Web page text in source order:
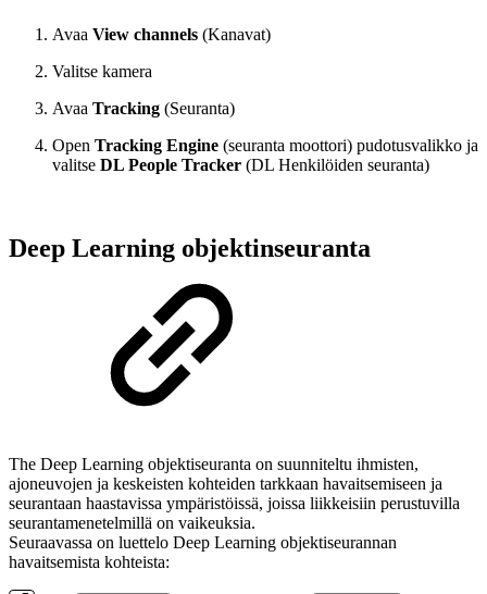
Avaa View channels (Kanavat)
Valitse kamera
Avaa Tracking (Seuranta)
Open Tracking Engine (seuranta moottori) pudotusvalikko ja
valitse DL People Tracker (DL Henkilöiden seuranta)
Deep Learning objektinseuranta
The Deep Learning objektiseuranta on suunniteltu ihmisten,
ajoneuvojen ja keskeisten kohteiden tarkkaan havaitsemiseen ja
seurantaan haastavissa ympäristöissä, joissa liikkeisiin perustuvilla
seurantamenetelmillä on vaikeuksia.
Seuraavassa on luettelo Deep Learning objektiseurannan
havaitsemista kohteista: